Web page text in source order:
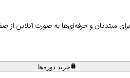
مبتدیان و حرفه‌ای‌ها به صورت آنلاین از
خرید دوره‌ها